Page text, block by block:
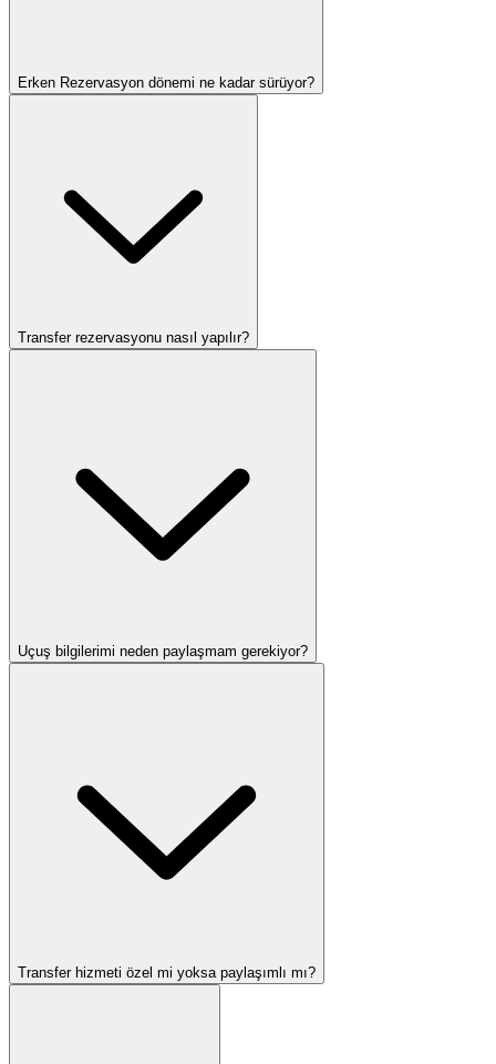
Erken Rezervasyon dönemi ne kadar sürüyor?
Transfer rezervasyonu nasıl yapılır?
Uçuş bilgilerimi neden paylaşmam gerekiyor?
Transfer hizmeti özel mi yoksa paylaşımlı mı?